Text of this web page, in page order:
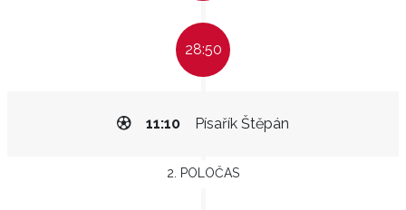
28:50
Písařík Štěpán
11:10
2. POLOČAS